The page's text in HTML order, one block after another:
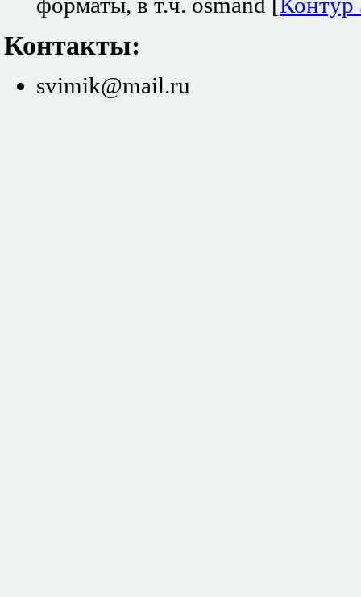
форматы, в т.ч. osmand [ Контур
Контакты:
svimik@mail.ru